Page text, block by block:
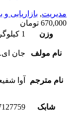
مدیریت, بازاریابی و
670,000 تومان
وزن
1 کیلوگرم
نام مولف جان
نام مترجم آوا
شابک